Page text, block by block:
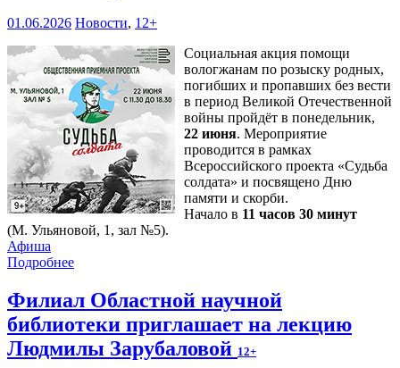
01.06.2026 Новости, 12+
Социальная акция помощи
вологжанам по розыску родных,
погибших и пропавших без вести
в период Великой Отечественной
войны пройдёт в понедельник,
22 июня. Мероприятие
проводится в рамках
Всероссийского проекта «Судьба
солдата» и посвящено Дню
памяти и скорби.
Начало в 11 часов 30 минут
(М. Ульяновой, 1, зал №5).
Афиша
Подробнее
Филиал Областной научной
библиотеки приглашает на лекцию
Людмилы Зарубаловой 12+